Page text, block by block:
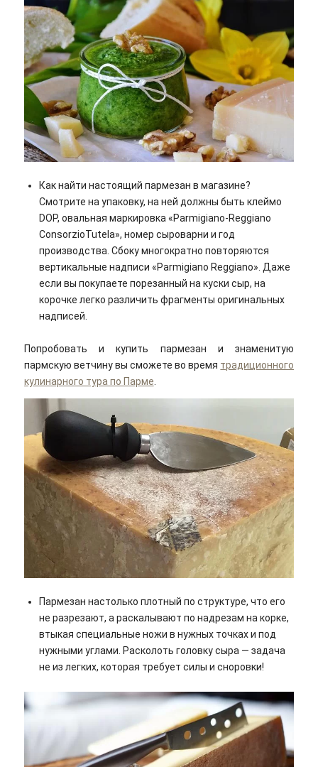
Как найти настоящий пармезан в магазине?
Смотрите на упаковку, на ней должны быть клеймо
DOP, овальная маркировка «Parmigiano-Reggiano
ConsorzioTutela», номер сыроварни и год
производства. Сбоку многократно повторяются
вертикальные надписи «Parmigiano Reggiano». Даже
если вы покупаете порезанный на куски сыр, на
корочке легко различить фрагменты оригинальных
надписей.
Попробовать и купить пармезан и знаменитую
пармскую ветчину вы сможете во время традиционного
кулинарного тура по Парме.
Пармезан настолько плотный по структуре, что его
не разрезают, а раскалывают по надрезам на корке,
втыкая специальные ножи в нужных точках и под
нужными углами. Расколоть головку сыра — задача
не из легких, которая требует силы и сноровки!